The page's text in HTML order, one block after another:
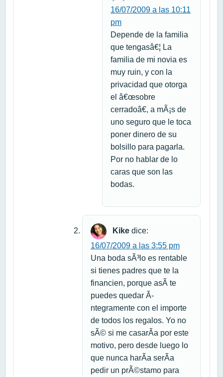
16/07/2009 a las 10:11
pm
Depende de la familia
que tengasâ€¦ La
familia de mi novia es
muy ruin, y con la
privacidad que otorga
el â€œsobre
cerradoâ€, a mÃ¡s de
uno seguro que le toca
poner dinero de su
bolsillo para pagarla.
Por no hablar de lo
caras que son las
bodas.
Kike dice:
16/07/2009 a las 3:55 pm
Una boda sÃ³lo es rentable
si tienes padres que te la
financien, porque asÃ­ te
puedes quedar Ã­
ntegramente con el importe
de todos los regalos. Yo no
sÃ© si me casarÃ­a por este
motivo, pero desde luego lo
que nunca harÃ­a serÃ­a
pedir un prÃ©stamo para